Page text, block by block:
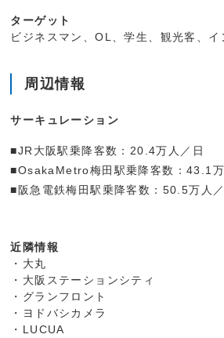
ターゲット
ビジネスマン、OL、学生、観光客、イ
周辺情報
サーキュレーション
■JR大阪駅乗降客数：20.4万人／日
■OsakaMetro梅田駅乗降客数：43.1万
■阪急電鉄梅田駅乗降客数：50.5万人
近隣情報
・大丸
・大阪ステーションシティ
・グランフロント
・ヨドバシカメラ
・LUCUA